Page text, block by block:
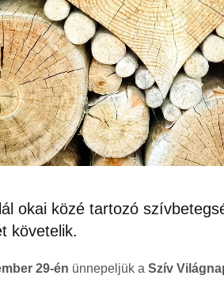
okai közé tartozó
követelik.
29-én ünnepeljük a Szív